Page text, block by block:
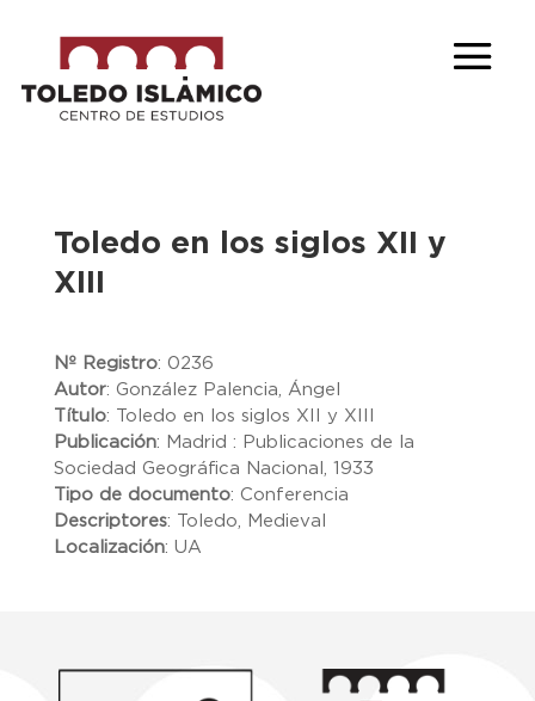
Toledo en los siglos XII y
XIII
Nº Registro: 0236
Autor: González Palencia, Ángel
Título:
Toledo en los siglos XII y XIII
Publicación: Madrid : Publicaciones de la
Sociedad Geográfica Nacional, 1933
Tipo de documento: Conferencia
Descriptores:
Toledo, Medieval
Localización: UA